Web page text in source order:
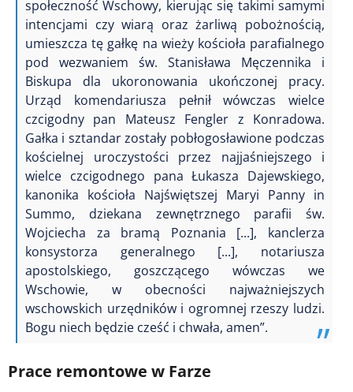
społeczność Wschowy, kierując się takimi samymi
intencjami czy wiarą oraz żarliwą pobożnością,
umieszcza tę gałkę na wieży kościoła parafialnego
pod wezwaniem św. Stanisława Męczennika i
Biskupa dla ukoronowania ukończonej pracy.
Urząd komendariusza pełnił wówczas wielce
czcigodny pan Mateusz Fengler z Konradowa.
Gałka i sztandar zostały pobłogosławione podczas
kościelnej uroczystości przez najjaśniejszego i
wielce czcigodnego pana Łukasza Dajewskiego,
kanonika kościoła Najświętszej Maryi Panny in
Summo, dziekana zewnętrznego parafii św.
Wojciecha za bramą Poznania [...], kanclerza
konsystorza generalnego [...], notariusza
apostolskiego, goszczącego wówczas we
Wschowie, w obecności najważniejszych
wschowskich urzędników i ogromnej rzeszy ludzi.
Bogu niech będzie cześć i chwała, amen”.
Prace remontowe w Farze